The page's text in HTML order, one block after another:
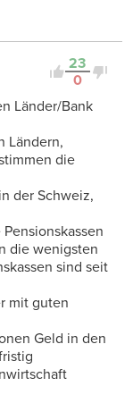
23
0
Länder/Bank
Ländern,
die
der Schweiz,
die wenigsten
sind seit
mit guten
Geld in den